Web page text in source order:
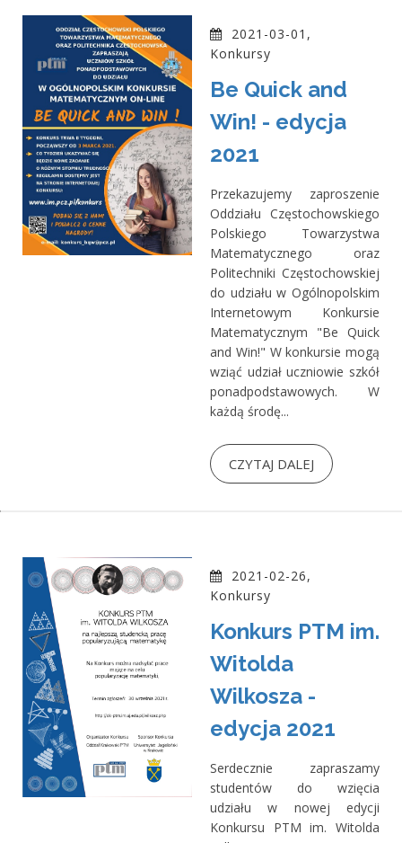
2021-03-01,
Konkursy
Be Quick and
Win! - edycja
2021
Przekazujemy zaproszenie
Oddziału Częstochowskiego
Polskiego Towarzystwa
Matematycznego oraz
Politechniki Częstochowskiej
do udziału w Ogólnopolskim
Internetowym Konkursie
Matematycznym "Be Quick
and Win!" W konkursie mogą
wziąć udział uczniowie szkół
ponadpodstawowych. W
każdą środę...
CZYTAJ DALEJ
2021-02-26,
Konkursy
Konkurs PTM im.
Witolda
Wilkosza -
edycja 2021
Serdecznie zapraszamy
studentów do wzięcia
udziału w nowej edycji
Konkursu PTM im. Witolda